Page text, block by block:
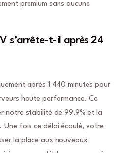
premium sans aucune
s’arrête-t-il après 24
après 1 440 minutes pour
haute performance. Ce
notre stabilité de 99,9% et la
Une fois ce délai écoulé, votre
la place aux nouveaux